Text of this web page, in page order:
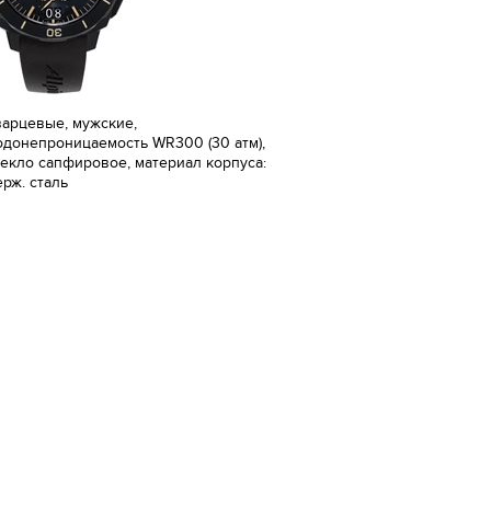
мужские,
WR300 (30 атм),
сапфировое, материал корпуса:
сталь